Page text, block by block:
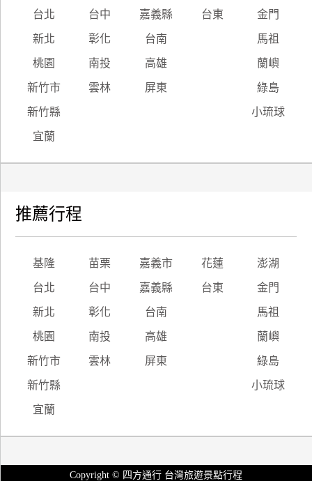
台北 台中 嘉義縣 台東 金門
新北 彰化 台南 馬祖
桃園 南投 高雄 蘭嶼
新竹市 雲林 屏東 綠島
新竹縣 小琉球
宜蘭
推薦行程
基隆 苗栗 嘉義市 花蓮 澎湖
台北 台中 嘉義縣 台東 金門
新北 彰化 台南 馬祖
桃園 南投 高雄 蘭嶼
新竹市 雲林 屏東 綠島
新竹縣 小琉球
宜蘭
Copyright © 四方通行 台灣旅遊景點行程